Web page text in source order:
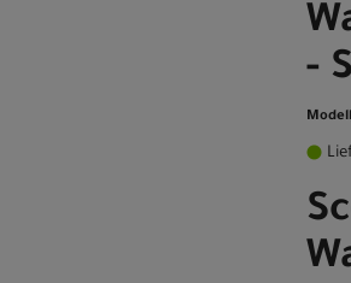
- S